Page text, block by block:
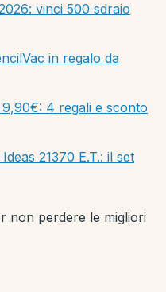
vinci 500 sdraio
in regalo da
4 regali e sconto
21370 E.T.: il set
non perdere le migliori